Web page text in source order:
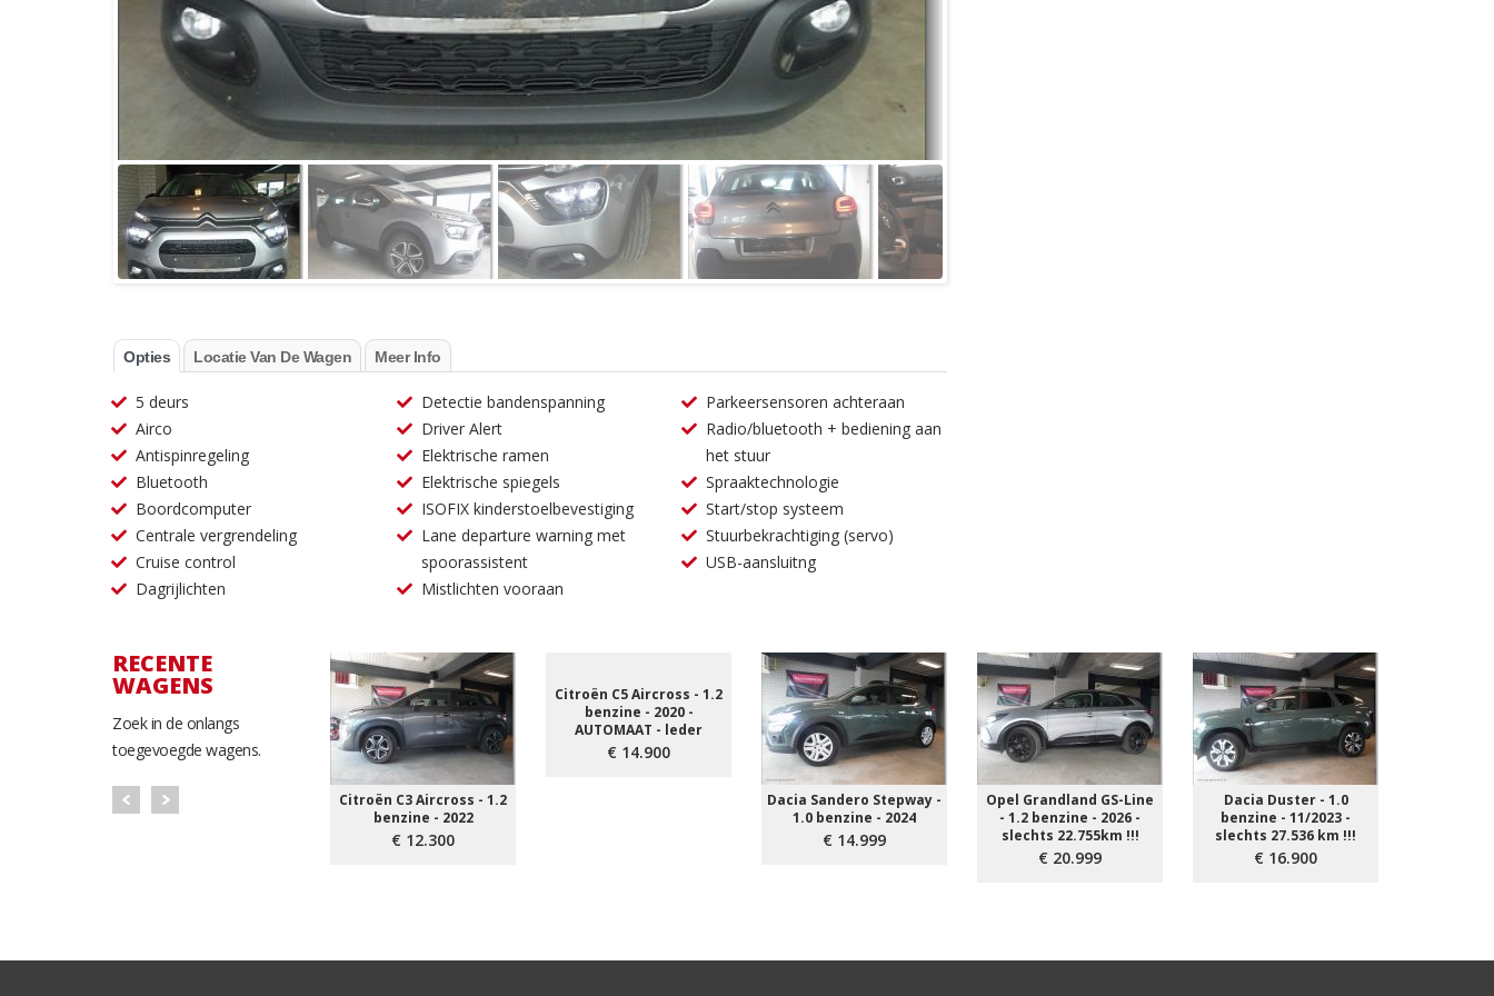
Opties Locatie Van De Wagen Meer Info
5 deurs
Airco
Antispinregeling
Bluetooth
Boordcomputer
Centrale vergrendeling
Cruise control
Dagrijlichten
Detectie bandenspanning
Driver Alert
Elektrische ramen
Elektrische spiegels
ISOFIX kinderstoelbevestiging
Lane departure warning met
spoorassistent
Mistlichten vooraan
Parkeersensoren achteraan
Radio/bluetooth + bediening aan
het stuur
Spraaktechnologie
Start/stop systeem
Stuurbekrachtiging (servo)
USB-aansluitng
RECENTE
WAGENS
Zoek in de onlangs
toegevoegde wagens.
Citroën C3 Aircross - 1.2
benzine - 2022
€ 12.300
Citroën C5 Aircross - 1.2
benzine - 2020 -
AUTOMAAT - leder
€ 14.900
Dacia Sandero Stepway -
1.0 benzine - 2024
€ 14.999
Opel Grandland GS-Line
- 1.2 benzine - 2026 -
slechts 22.755km !!!
€ 20.999
Dacia Duster - 1.0
benzine - 11/2023 -
slechts 27.536 km !!!
€ 16.900